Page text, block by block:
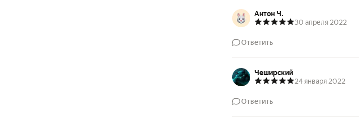
Антон Ч.
30 апреля 2022
Ответить
Чеширский
24 января 2022
Ответить